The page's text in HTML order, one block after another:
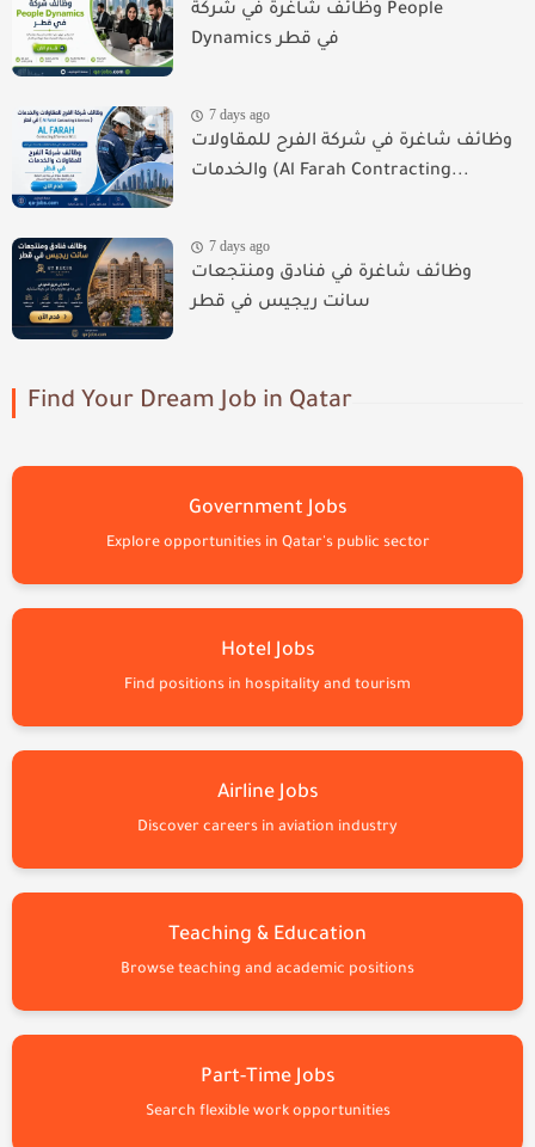
وظائف شاغرة في شركة People
Dynamics في قطر
7 days ago
وظائف شاغرة في شركة الفرح للمقاولات
والخدمات (Al Farah Contracting...
7 days ago
وظائف شاغرة في فنادق ومنتجعات
سانت ريجيس في قطر
Find Your Dream Job in Qatar
Government Jobs
Explore opportunities in Qatar's public sector
Hotel Jobs
Find positions in hospitality and tourism
Airline Jobs
Discover careers in aviation industry
Teaching & Education
Browse teaching and academic positions
Part-Time Jobs
Search flexible work opportunities